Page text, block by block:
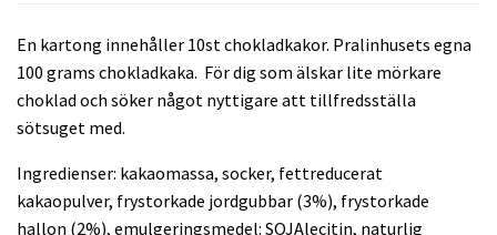
En kartong innehåller 10st chokladkakor. Pralinhusets egna
100 grams chokladkaka. För dig som älskar lite mörkare
choklad och söker något nyttigare att tillfredsställa
sötsuget med.
Ingredienser: kakaomassa, socker, fettreducerat
kakaopulver, frystorkade jordgubbar (3%), frystorkade
hallon (2%), emulgeringsmedel: SOJAlecitin, naturlig